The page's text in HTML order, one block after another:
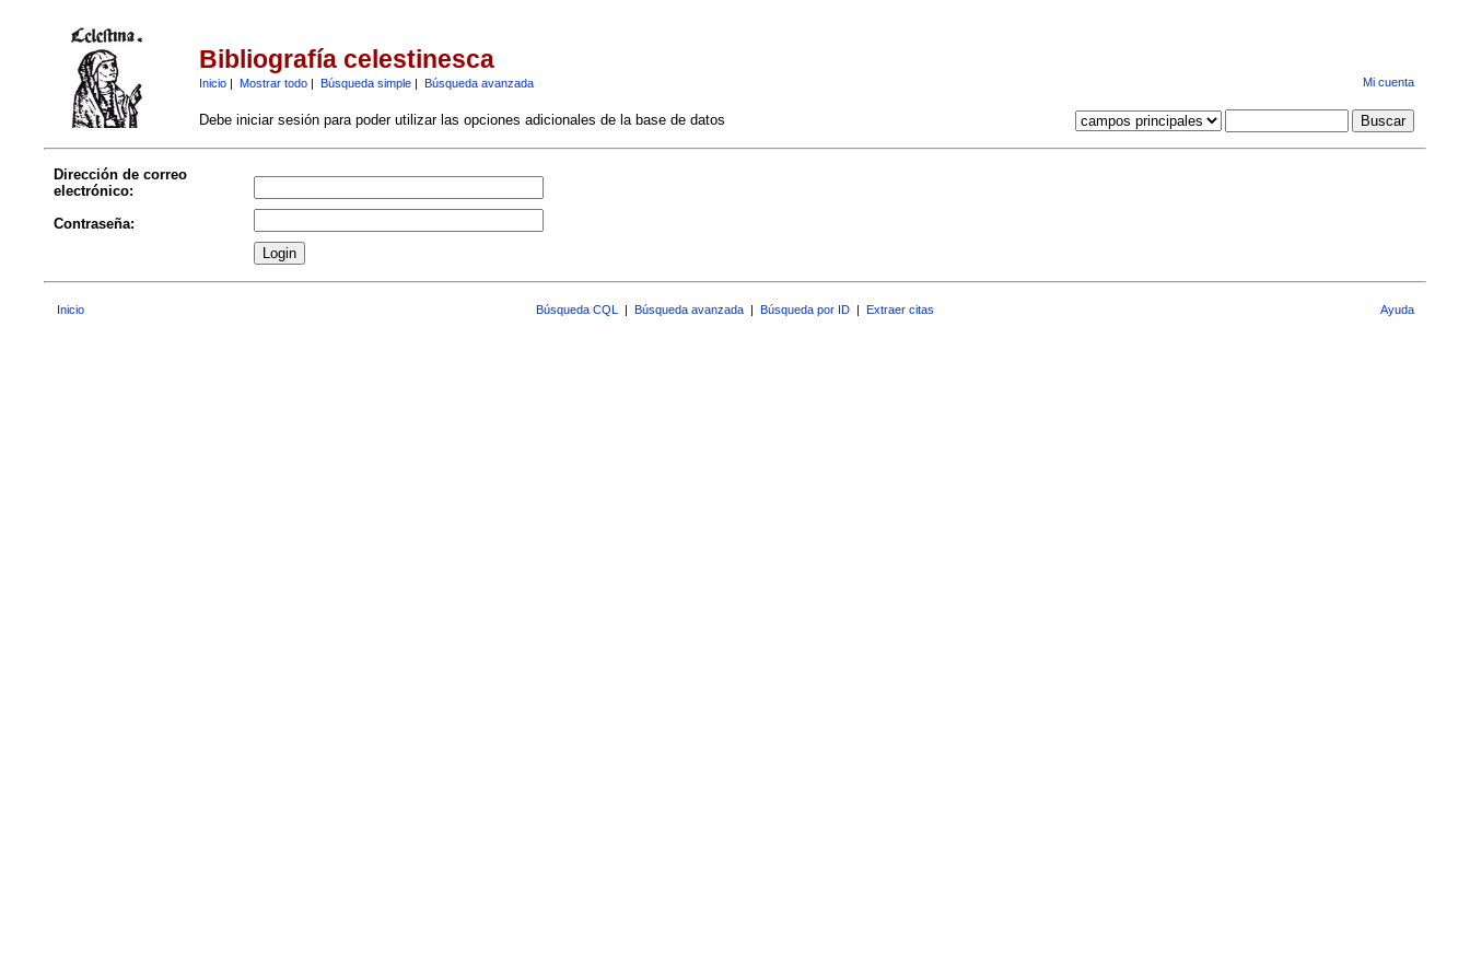
Bibliografía celestinesca
Inicio| Mostrar todo| Búsqueda simple| Búsqueda avanzada Mi cuenta
Debe iniciar sesión para poder utilizar las opciones adicionales de la base de datos
Dirección de correo
electrónico:
Contraseña:
Inicio Búsqueda CQL | Búsqueda avanzada | Búsqueda por ID | Extraer citas Ayuda